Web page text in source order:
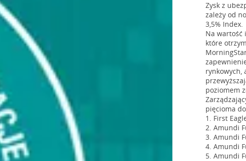
Zysk z
zależy od
3,5% Index.
Na wartość
które
rynkowych,
poziomem
pięcioma
1. First
2. Amundi
3. Amundi
4. Amundi
5. Amundi